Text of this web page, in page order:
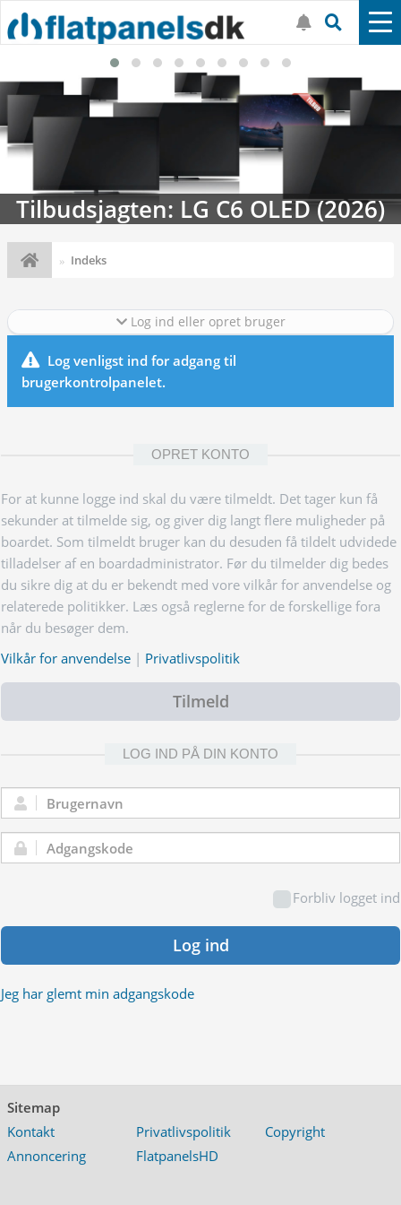
Tilbudsjagten: LG C6 OLED (2026)
Indeks
Log ind eller opret bruger
Log venligst ind for adgang til
brugerkontrolpanelet.
OPRET KONTO
For at kunne logge ind skal du være tilmeldt. Det tager kun få
sekunder at tilmelde sig, og giver dig langt flere muligheder på
boardet. Som tilmeldt bruger kan du desuden få tildelt udvidede
tilladelser af en boardadministrator. Før du tilmelder dig bedes
du sikre dig at du er bekendt med vore vilkår for anvendelse og
relaterede politikker. Læs også reglerne for de forskellige fora
når du besøger dem.
Vilkår for anvendelse | Privatlivspolitik
Tilmeld
LOG IND PÅ DIN KONTO
Brugernavn:
Adgangskode:
Forbliv logget ind
Log ind
Jeg har glemt min adgangskode
Sitemap
Kontakt
Privatlivspolitik
Copyright
Annoncering
FlatpanelsHD